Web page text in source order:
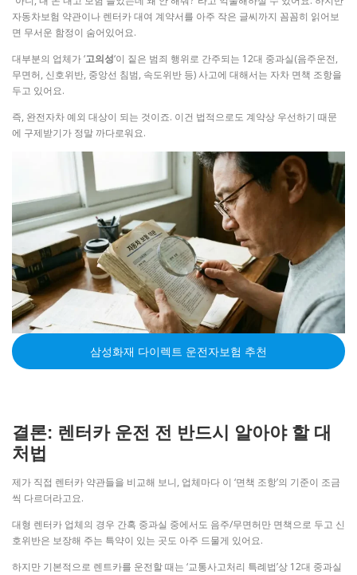
자동차보험 약관이나 렌터카 대여 계약서를 아주 작은 글씨까지 꼼꼼히 읽어보
면 무서운 함정이 숨어있어요.
대부분의 업체가 ‘고의성‘이 짙은 범죄 행위로 간주되는 12대 중과실(음주운전,
무면허, 신호위반, 중앙선 침범, 속도위반 등) 사고에 대해서는 자차 면책 조항을
두고 있어요.
즉, 완전자차 예외 대상이 되는 것이죠. 이건 법적으로도 계약상 우선하기 때문
에 구제받기가 정말 까다로워요.
삼성화재 다이렉트 운전자보험 추천
결론: 렌터카 운전 전 반드시 알아야 할 대
처법
제가 직접 렌터카 약관들을 비교해 보니, 업체마다 이 ‘면책 조항’의 기준이 조금
씩 다르더라고요.
대형 렌터카 업체의 경우 간혹 중과실 중에서도 음주/무면허만 면책으로 두고 신
호위반은 보장해 주는 특약이 있는 곳도 아주 드물게 있어요.
하지만 기본적으로 렌트카를 운전할 때는 ‘교통사고처리 특례법’상 12대 중과실